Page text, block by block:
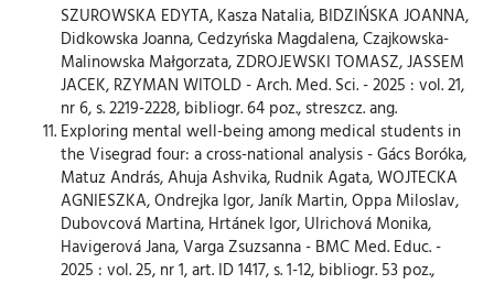
SZUROWSKA EDYTA, Kasza Natalia, BIDZIŃSKA JOANNA,
Didkowska Joanna, Cedzyńska Magdalena, Czajkowska-
Malinowska Małgorzata, ZDROJEWSKI TOMASZ, JASSEM
JACEK, RZYMAN WITOLD - Arch. Med. Sci. - 2025 : vol. 21,
nr 6, s. 2219-2228, bibliogr. 64 poz., streszcz. ang.
Exploring mental well-being among medical students in
the Visegrad four: a cross-national analysis - Gács Boróka,
Matuz András, Ahuja Ashvika, Rudnik Agata, WOJTECKA
AGNIESZKA, Ondrejka Igor, Janík Martin, Oppa Miloslav,
Dubovcová Martina, Hrtánek Igor, Ulrichová Monika,
Havigerová Jana, Varga Zsuzsanna - BMC Med. Educ. -
2025 : vol. 25, nr 1, art. ID 1417, s. 1-12, bibliogr. 53 poz.,